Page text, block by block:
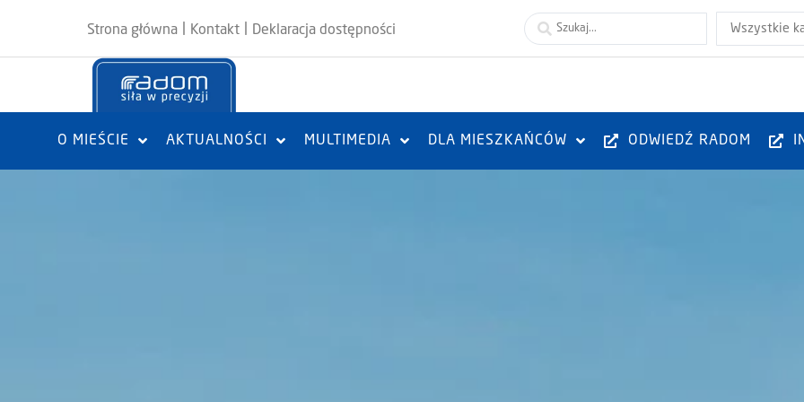
Strona główna Kontakt Deklaracja dostępności Wszystkie
O MIEŚCIE AKTUALNOŚCI MULTIMEDIA DLA MIESZKAŃCÓW ODWIEDŹ RADOM